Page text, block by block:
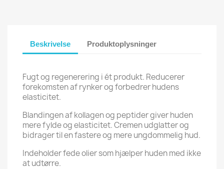
Beskrivelse Produktoplysninger
Fugt og regenerering i ét produkt. Reducerer
forekomsten af rynker og forbedrer hudens
elasticitet.
Blandingen af kollagen og peptider giver huden
mere fylde og elasticitet. Cremen udglatter og
bidrager til en fastere og mere ungdommelig hud.
Indeholder fede olier som hjælper huden med ikke
at udtørre.